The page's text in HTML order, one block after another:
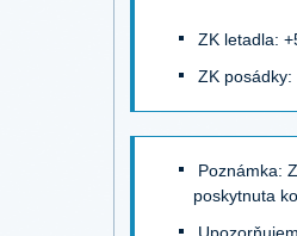
ZK letadla:
ZK posádky:
Poznámka:
poskytnuta